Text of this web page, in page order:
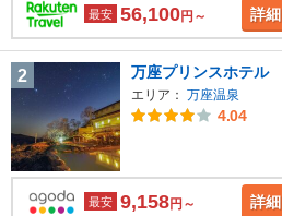
最安 56,100円～ 詳細
2 万座プリンスホテル
エリア： 万座温泉
4.04
最安 9,158円～ 詳細